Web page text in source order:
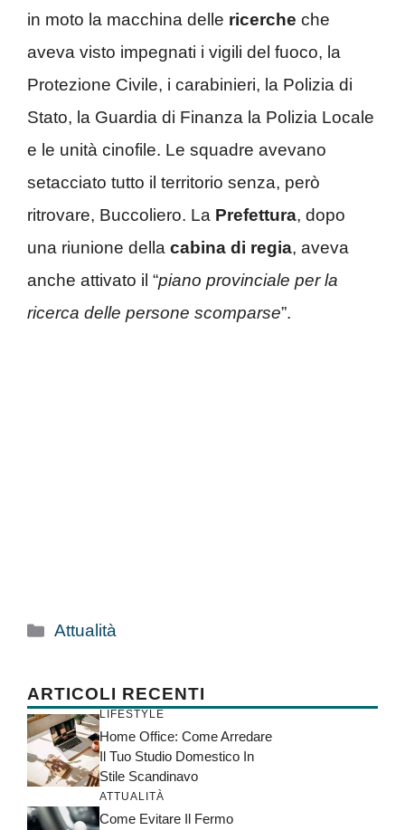
in moto la macchina delle ricerche che
aveva visto impegnati i vigili del fuoco, la
Protezione Civile, i carabinieri, la Polizia di
Stato, la Guardia di Finanza la Polizia Locale
e le unità cinofile. Le squadre avevano
setacciato tutto il territorio senza, però
ritrovare, Buccoliero. La Prefettura, dopo
una riunione della cabina di regia, aveva
anche attivato il “piano provinciale per la
ricerca delle persone scomparse”.
Categorie
Attualità
ARTICOLI RECENTI
LIFESTYLE
Home Office: Come Arredare
Il Tuo Studio Domestico In
Stile Scandinavo
ATTUALITÀ
Come Evitare Il Fermo